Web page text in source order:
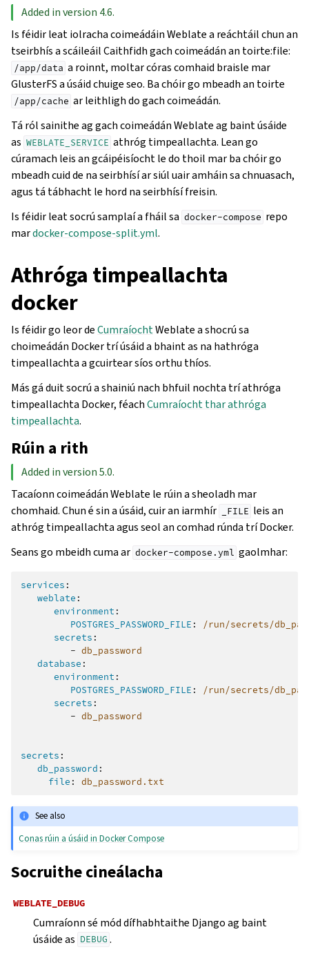
Added in version 4.6.
Is féidir leat iolracha coimeádáin Weblate a reáchtáil chun an
tseirbhís a scáileáil Caithfidh gach coimeádán an toirte:file:
/app/data a roinnt, moltar córas comhaid braisle mar
GlusterFS a úsáid chuige seo. Ba chóir go mbeadh an toirte
/app/cache ar leithligh do gach coimeádán.
Tá ról sainithe ag gach coimeádán Weblate ag baint úsáide
as WEBLATE_SERVICE athróg timpeallachta. Lean go
cúramach leis an gcáipéisíocht le do thoil mar ba chóir go
mbeadh cuid de na seirbhísí ar siúl uair amháin sa chnuasach,
agus tá tábhacht le hord na seirbhísí freisin.
Is féidir leat socrú samplaí a fháil sa docker-compose repo
mardocker-compose-split.yml.
Athróga timpeallachta
docker
Is féidir go leor deCumraíochtWeblate a shocrú sa
choimeádán Docker trí úsáid a bhaint as na hathróga
timpeallachta a gcuirtear síos orthu thíos.
Más gá duit socrú a shainiú nach bhfuil nochta trí athróga
timpeallachta Docker, féachCumraíocht thar athróga
timpeallachta.
Rúin a rith
Added in version 5.0.
Tacaíonn coimeádán Weblate le rúin a sheoladh mar
chomhaid. Chun é sin a úsáid, cuir an iarmhír
_FILE leis an
athróg timpeallachta agus seol an comhad rúnda trí Docker.
Seans go mbeidh cuma ar docker-compose.yml gaolmhar:
services :
weblate :
environment :
POSTGRES_PASSWORD_FILE :
/run/secrets/
secrets :
- db_password
database :
environment :
POSTGRES_PASSWORD_FILE :
/run/secrets/
secrets :
- db_password
secrets :
db_password :
file : db_password.txt
See also
Conas rúin a úsáid in Docker Compose
Socruithe cineálacha
WEBLATE_DEBUG
Cumraíonn sé mód dífhabhtaithe Django ag baint
úsáide as DEBUG .